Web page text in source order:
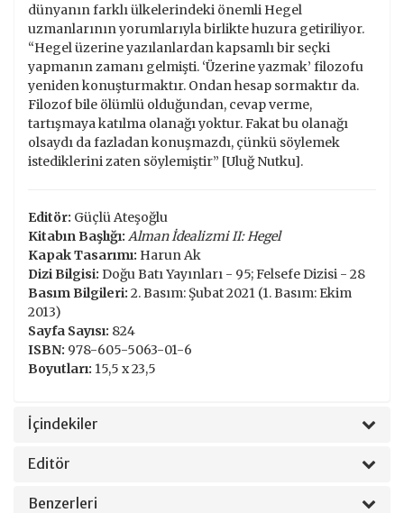
dünyanın farklı ülkelerindeki önemli Hegel
uzmanlarının yorumlarıyla birlikte huzura getiriliyor.
“Hegel üzerine yazılanlardan kapsamlı bir seçki
yapmanın zamanı gelmişti. ‘Üzerine yazmak’ filozofu
yeniden konuşturmaktır. Ondan hesap sormaktır da.
Filozof bile ölümlü olduğundan, cevap verme,
tartışmaya katılma olanağı yoktur. Fakat bu olanağı
olsaydı da fazladan konuşmazdı, çünkü söylemek
istediklerini zaten söylemiştir” [Uluğ Nutku].
Editör: Güçlü Ateşoğlu
Kitabın Başlığı: Alman İdealizmi II: Hegel
Kapak Tasarımı: Harun Ak
Dizi Bilgisi: Doğu Batı Yayınları - 95; Felsefe Dizisi - 28
Basım Bilgileri: 2. Basım: Şubat 2021 (1. Basım: Ekim
2013)
Sayfa Sayısı: 824
ISBN: 978-605-5063-01-6
Boyutları: 15,5 x 23,5
İçindekiler
Editör
Benzerleri